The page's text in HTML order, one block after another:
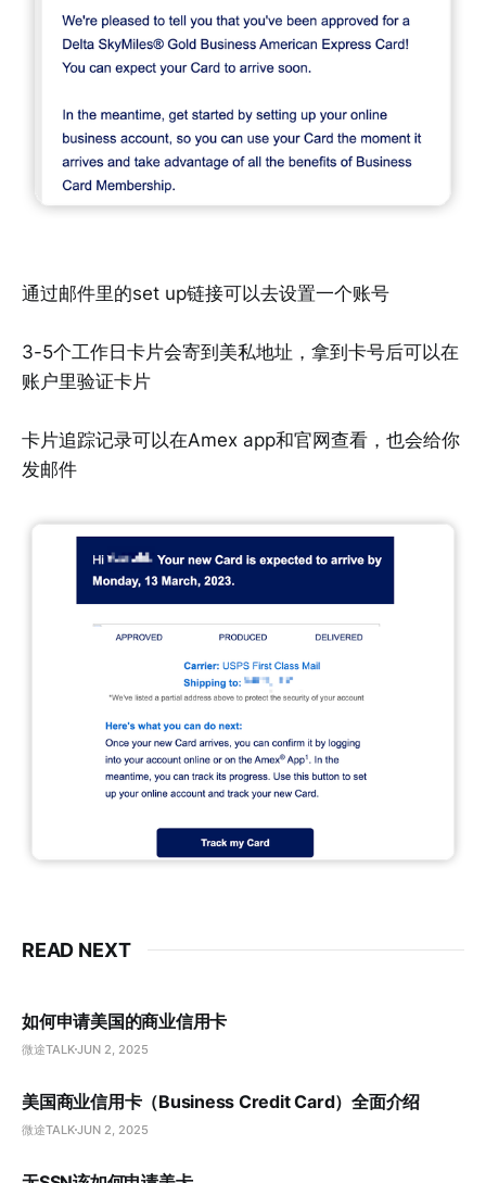
通过邮件里的set up链接可以去设置一个账号
3-5个工作日卡片会寄到美私地址，拿到卡号后可以在
账户里验证卡片
卡片追踪记录可以在Amex app和官网查看，也会给你
发邮件
READ NEXT
如何申请美国的商业信用卡
微途TALKJUN 2, 2025
美国商业信用卡（Business Credit Card）全面介绍
微途TALKJUN 2, 2025